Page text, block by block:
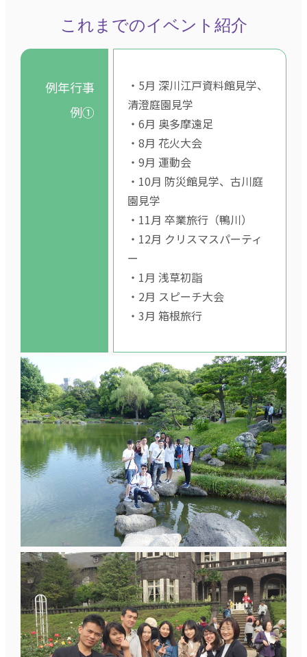
これまでのイベント紹介
例年行事
例①
・5月 深川江戸資料館見学、
清澄庭園見学
・6月 奥多摩遠足
・8月 花火大会
・9月 運動会
・10月 防災館見学、古川庭
園見学
・11月 卒業旅行（鴨川）
・12月 クリスマスパーティ
ー
・1月 浅草初詣
・2月 スピーチ大会
・3月 箱根旅行